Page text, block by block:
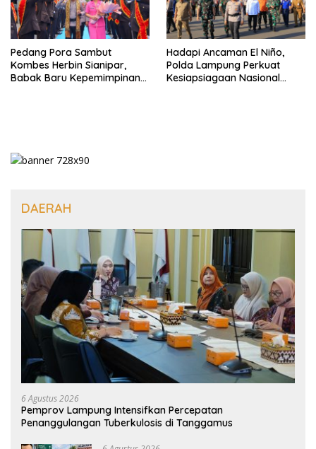
Pedang Pora Sambut
Kombes Herbin Sianipar,
Babak Baru Kepemimpinan
Hadapi Ancaman El Niño,
Polda Lampung Perkuat
Kesiapsiagaan Nasional
DAERAH
6 Agustus 2026
Pemprov Lampung Intensifkan Percepatan
Penanggulangan Tuberkulosis di Tanggamus